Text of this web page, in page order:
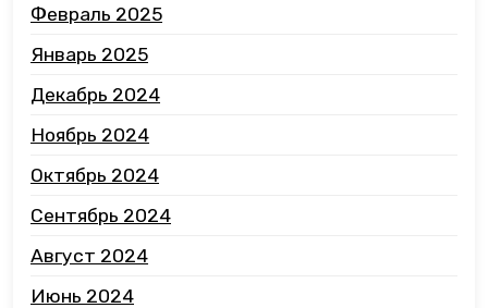
Февраль 2025
Январь 2025
Декабрь 2024
Ноябрь 2024
Октябрь 2024
Сентябрь 2024
Август 2024
Июнь 2024